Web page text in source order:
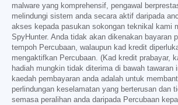
malware yang komprehensif, pengawal
melindungi sistem anda secara aktif daripada
akses kepada pasukan sokongan teknikal kami
SpyHunter. Anda tidak akan dikenakan bayaran
tempoh Percubaan, walaupun kad kredit
mengaktifkan Percubaan. (Kad kredit prabayar,
hadiah mungkin tidak diterima di bawah tawaran
kaedah pembayaran anda adalah untuk
perlindungan keselamatan yang berterusan dan
semasa peralihan anda daripada Percubaan